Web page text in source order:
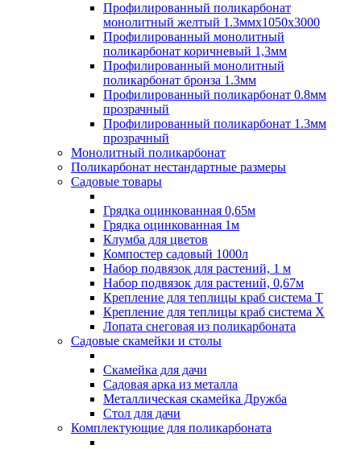
Профилированный поликарбонат
монолитный желтый 1.3ммх1050х3000
Профилированный монолитный
поликарбонат коричневый 1,3мм
Профилированный монолитный
поликарбонат бронза 1.3мм
Профилированный поликарбонат 0.8мм
прозрачный
Профилированный поликарбонат 1.3мм
прозрачный
Монолитный поликарбонат
Поликарбонат нестандартные размеры
Садовые товары
Грядка оцинкованная 0,65м
Грядка оцинкованная 1м
Клумба для цветов
Компостер садовый 1000л
Набор подвязок для растений, 1 м
Набор подвязок для растений, 0,67м
Крепление для теплицы краб система Т
Крепление для теплицы краб система Х
Лопата снеговая из поликарбоната
Садовые скамейки и столы
Скамейка для дачи
Садовая арка из металла
Металлическая скамейка Дружба
Стол для дачи
Комплектующие для поликарбоната